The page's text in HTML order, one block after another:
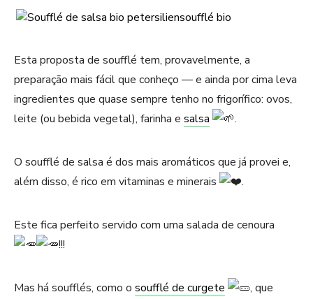
Esta proposta de soufflé tem, provavelmente, a
preparação mais fácil que conheço — e ainda por cima leva
ingredientes que quase sempre tenho no frigorífico: ovos,
leite (ou bebida vegetal), farinha e salsa .
O soufflé de salsa é dos mais aromáticos que já provei e,
além disso, é rico em vitaminas e minerais
.
Este fica perfeito servido com uma salada de cenoura
!!!
Mas há soufflés, como o soufflé de curgete
, que